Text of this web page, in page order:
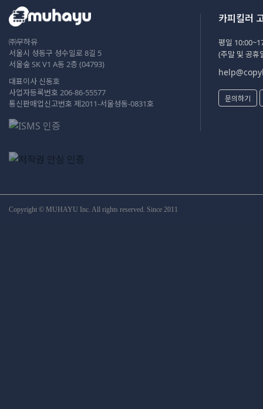
㈜무하유
서울시 성동구 성수일로 8길 5
서울숲 SK V1 A동 2층 (04793)
대표이사 신동호
사업자등록번호 206-86-55577
통신판매업신고번호 제2011-서울성동-0831호
카피킬러
평일
(주말 및 공휴
문의하기
Copyright © MUHAYU Inc. All rights reserved. Since 2011